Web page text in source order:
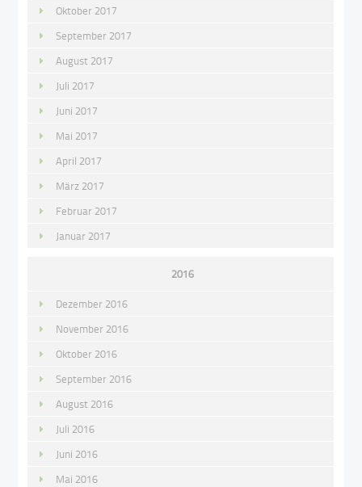
Oktober 2017
September 2017
August 2017
Juli 2017
Juni 2017
Mai 2017
April 2017
März 2017
Februar 2017
Januar 2017
2016
Dezember 2016
November 2016
Oktober 2016
September 2016
August 2016
Juli 2016
Juni 2016
Mai 2016